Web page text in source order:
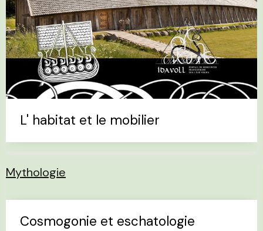
L' habitat et le mobilier
Mythologie
Cosmogonie et eschatologie